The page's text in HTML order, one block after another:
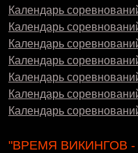
Календарь
Календарь
Календарь
Календарь
Календарь
Календарь
Календарь
"ВРЕМЯ ВИКИНГОВ -